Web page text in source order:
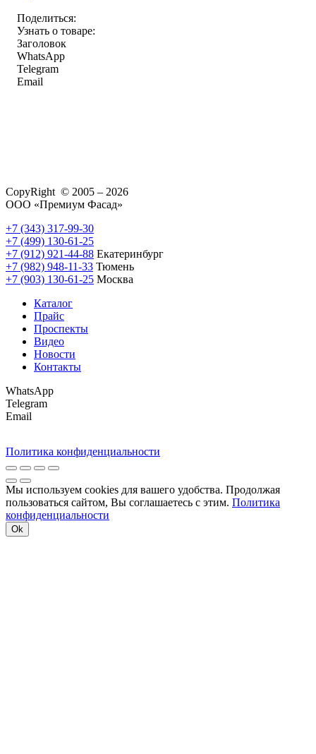
Поделиться:
Узнать о товаре:
Заголовок
WhatsApp
Telegram
Email
CopyRight © 2005 – 2026
ООО «Премиум Фасад»
+7 (343) 317-99-30
+7 (499) 130-61-25
+7 (912) 921-44-88 Екатеринбург
+7 (982) 948-11-33 Тюмень
+7 (903) 130-61-25 Москва
Каталог
Прайс
Проспекты
Видео
Новости
Контакты
WhatsApp
Telegram
Email
Политика конфиденциальности
Мы используем cookies для вашего удобства. Продолжая
пользоваться сайтом, Вы соглашаетесь с этим. Политика
конфиденциальности
Ok